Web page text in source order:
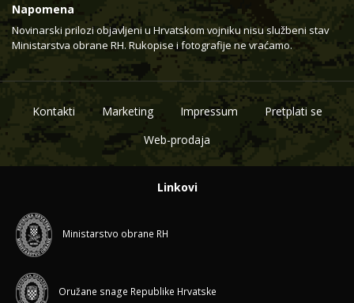
Napomena
Novinarski prilozi objavljeni u Hrvatskom vojniku nisu službeni stav
Ministarstva obrane RH. Rukopise i fotografije ne vraćamo.
Kontakti Marketing Impressum
Pretplati se
Web-prodaja
Linkovi
Ministarstvo obrane RH
Oružane snage Republike Hrvatske